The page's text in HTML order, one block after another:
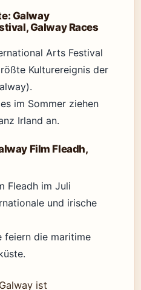
Galway
Galway Races
Arts Festival
Kulturereignis der
im Sommer ziehen
Irland an.
Film Fleadh,
Fleadh im Juli
und irische
feiern die maritime
ist